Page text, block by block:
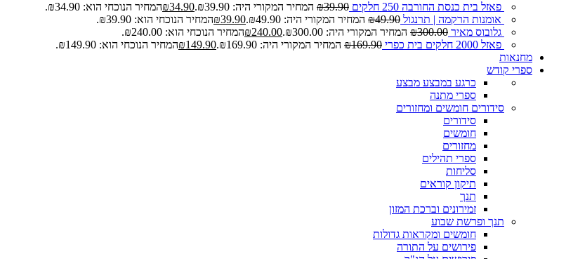
פאזל בית כנסת החורבה 250 חלקים ₪39.90 המחיר המקורי היה: ₪39.90. ₪34.90
המחיר הנוכחי הוא: ₪34.90.
אומנות הרקמה | תרנגול
₪49.90 המחיר המקורי היה: ₪49.90. ₪39.90
המחיר הנוכחי הוא: ₪39.90.
גלובוס מאיר
₪300.00 המחיר המקורי היה: ₪300.00. ₪240.00
המחיר הנוכחי הוא: ₪240.00.
פאזל 2000 חלקים בית כפרי
₪169.90 המחיר המקורי היה: ₪169.90. ₪149.90
המחיר הנוכחי הוא: ₪149.90.
מחנאות
ספרי קודש
כרגע במבצע מבצע
ספרי מתנה
סידורים חומשים ומחזורים
סידורים
חומשים
מחזורים
ספרי תהילים
סליחות
תיקון קוראים
תנך
זמירונים וברכת המזון
תנך ופרשת שבוע
חומשים ומקראות גדולות
פירושים על התורה